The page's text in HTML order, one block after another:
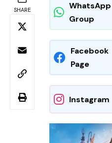
SHARE
WhatsApp
Group
Facebook
Page
Instagram